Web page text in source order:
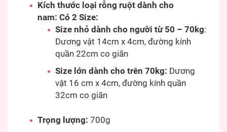
Kích thước loại rỗng ruột dành cho
nam: Có 2 Size:
Size nhỏ dành cho người từ 50 – 70kg:
Dương vật 14cm x 4cm, đường kính
quần 22cm co giãn
Size lớn dành cho trên 70kg: Dương
vật 16 cm x 4cm, đường kính quần
32cm co giãn
Trọng lượng: 700g